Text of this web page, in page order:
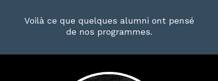
Voilà ce que quelques alumni ont pensé
de nos programmes.